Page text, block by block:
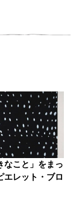
なこと」をまっ
エレット・ブロ